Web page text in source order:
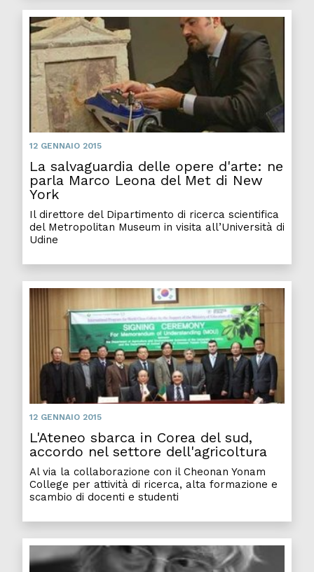
12 GENNAIO 2015
La salvaguardia delle opere d'arte: ne
parla Marco Leona del Met di New
York
Il direttore del Dipartimento di ricerca scientifica
del Metropolitan Museum in visita all’Università di
Udine
12 GENNAIO 2015
L'Ateneo sbarca in Corea del sud,
accordo nel settore dell'agricoltura
Al via la collaborazione con il Cheonan Yonam
College per attività di ricerca, alta formazione e
scambio di docenti e studenti